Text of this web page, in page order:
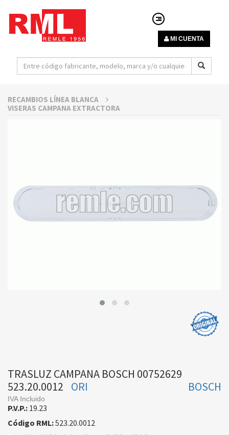
MI CUENTA
RECAMBIOS LÍNEA BLANCA
VISERAS CAMPANA EXTRACTORA
TRASLUZ CAMPANA BOSCH 00752629
523.20.0012
BOSCH
ORI
IVA Incluido
P.V.P.: 19.23
Código RML:523.20.0012